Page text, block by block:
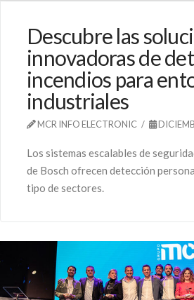
Descubre las
innovadoras de
incendios para
industriales
MCR INFO ELECTRONIC
Los sistemas escalables de
de Bosch ofrecen detección
tipo de sectores.